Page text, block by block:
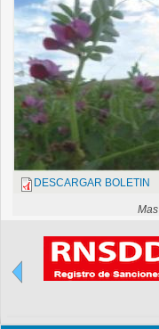
DESCARGAR BOLETIN
Mas